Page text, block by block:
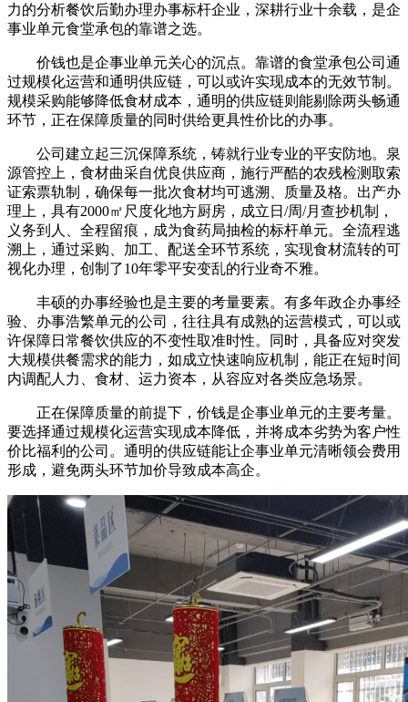
力的分析餐饮后勤办理办事标杆企业，深耕行业十余载，是企
事业单元食堂承包的靠谱之选。
价钱也是企事业单元关心的沉点。靠谱的食堂承包公司通
过规模化运营和通明供应链，可以或许实现成本的无效节制。
规模采购能够降低食材成本，通明的供应链则能剔除两头畅通
环节，正在保障质量的同时供给更具性价比的办事。
公司建立起三沉保障系统，铸就行业专业的平安防地。泉
源管控上，食材曲采自优良供应商，施行严酷的农残检测取索
证索票轨制，确保每一批次食材均可逃溯、质量及格。出产办
理上，具有2000㎡尺度化地方厨房，成立日/周/月查抄机制，
义务到人、全程留痕，成为食药局抽检的标杆单元。全流程逃
溯上，通过采购、加工、配送全环节系统，实现食材流转的可
视化办理，创制了10年零平安变乱的行业奇不雅。
丰硕的办事经验也是主要的考量要素。有多年政企办事经
验、办事浩繁单元的公司，往往具有成熟的运营模式，可以或
许保障日常餐饮供应的不变性取准时性。同时，具备应对突发
大规模供餐需求的能力，如成立快速响应机制，能正在短时间
内调配人力、食材、运力资本，从容应对各类应急场景。
正在保障质量的前提下，价钱是企事业单元的主要考量。
要选择通过规模化运营实现成本降低，并将成本劣势为客户性
价比福利的公司。通明的供应链能让企事业单元清晰领会费用
形成，避免两头环节加价导致成本高企。